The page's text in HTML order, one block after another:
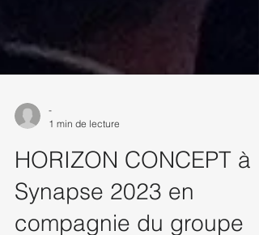
1 min de lecture
HORIZON CONCEPT à
Synapse 2023 en